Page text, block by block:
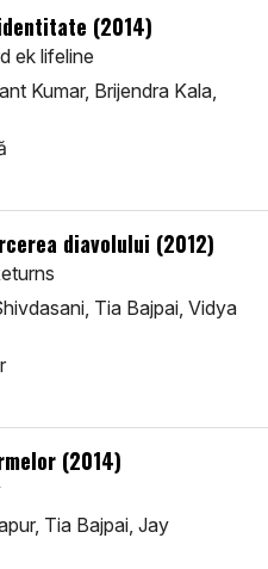
(2014)
ek lifeline
Kumar, Brijendra Kala,
diavolului (2012)
Tia Bajpai, Vidya
(2014)
Tia Bajpai, Jay